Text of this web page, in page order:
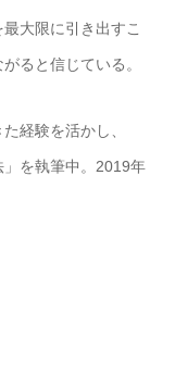
大限に引き出すこ
ると信じている。
経験を活かし、
」を執筆中。2019年